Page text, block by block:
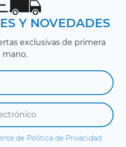
Y NOVEDADES
exclusivas de primera
mano.
de Política de Privacidad